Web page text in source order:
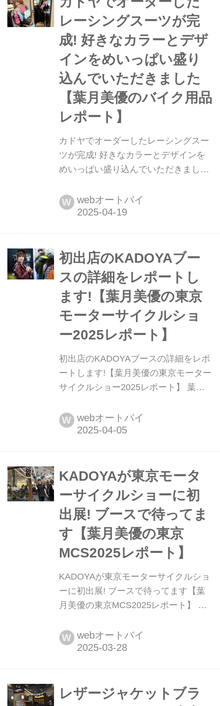
ー・バイクBGの山口選手は同じパド
ックです。2人には、それぞれのチー
ム員がいる...
レーシングスーツが完
成! 好きなカラーとデザ
インをめいっぱい盛り
込んでいただきました
【葉月美優のバイク用品
レポート】
カドヤでオーダーしたレーシングスー
ツが完成! 好きなカラーとデザインを
めいっぱい盛り込んでいただきました
月美優です。 スーパーGTの開幕戦
で、レースアンバサダーの新コスチュ
んどんライダー感が出てきているね」
とみんなから言われて、私もとてもお
気に入りです。 そして、KADOYAにお
願いしていた私のレーシングスー...
W webオートバイ
初出店のKADOYAブー
スの詳細をレポートし
ます!【葉月美優の東京
モーターサイクルショ
ー2025レポート】
初出店のKADOYAブースの詳細をレポ
ートします!【葉月美優の東京モーター
サイクルショー2025レポート】 葉月
ーから続いた雨も空けて、だんだん春
らしい陽気になってきましたね。もう
クルショーでとてもお世話になった
KADOYAブースについてレポートしま
す。3日間、ブースに立たせてい...
W webオートバイ
KADOYAが東京モータ
ーサイクルショーに初
出展! ブースで待ってま
す【葉月美優の東京
MCS2025レポート】
KADOYAが東京モーターサイクルショ
ーに初出展! ブースで待ってます【葉
月美優の東京MCS2025レポート】 葉
ら3日間、東京モーターサイクルショ
ー2025が東京ビッグサイトで開催され
が安定していませんが、初日もしっか
W webオートバイ
レザージャケットブラ